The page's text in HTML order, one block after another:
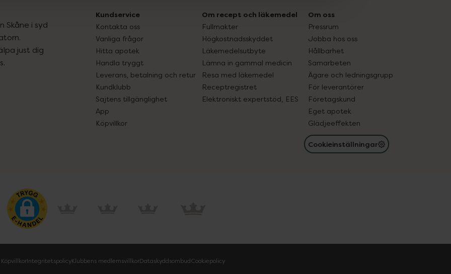
Skåne i syd
just dig
Kundservice
Kontakta oss
Vanliga frågor
Hitta apotek
Handla tryggt
Leverans, betalning och retur
Kundklubb
Sajtens tillgänglighet
App
Köpvillkor
Om recept och läkemedel
Fullmakter
Högkostnadsskyddet
Läkemedelsutbyte
Lämna in gammal medicin
Resa med läkemedel
Receptregistret
Elektroniskt expertstöd, EES
Om oss
Pressrum
Jobba hos oss
Hållbarhet
Samarbeten
Ägare och ledningsgrupp
För leverantörer
Företagskund
Eget apotek
Glädjeeffekten
Cookieinställningar
KöpvillkorIntegritetspolicyKlubbens medlemsvillkorDataskyddsombudCookiepolicy